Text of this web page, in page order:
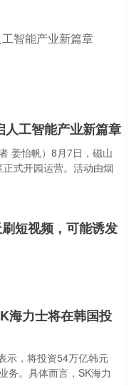
人工智能产业新篇章
姜怡帆）8月7日，磁山
式开园运营。活动由烟
短视频，可能诱发
海力士将在韩国投
示，将投资54万亿韩元
务。具体而言，SK海力